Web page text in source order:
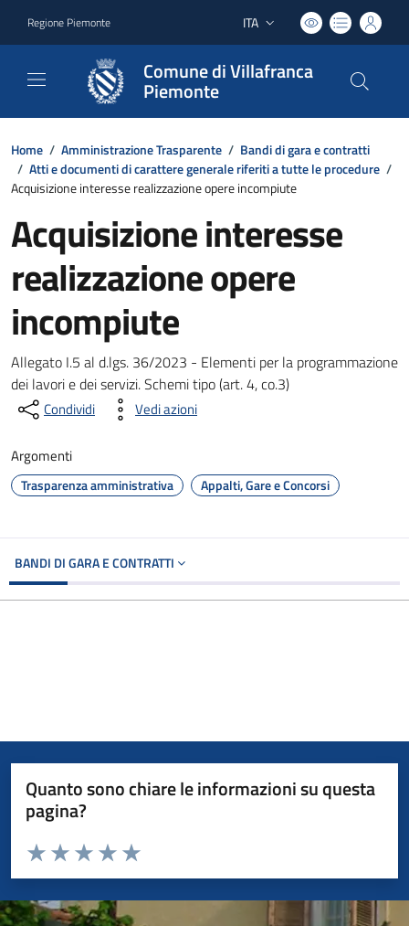
Regione Piemonte Lingua attiva:
ITA
Comune di Villafranca
Piemonte
Home / Amministrazione Trasparente / Bandi di gara e contratti
/ Atti e documenti di carattere generale riferiti a tutte le procedure /
Acquisizione interesse realizzazione opere incompiute
Acquisizione interesse
realizzazione opere
incompiute
Allegato I.5 al d.lgs. 36/2023 - Elementi per la programmazione
dei lavori e dei servizi. Schemi tipo (art. 4, co.3)
Condividi Vedi azioni
Argomenti
Trasparenza amministrativa Appalti, Gare e Concorsi
BANDI DI GARA E CONTRATTI
Quanto sono chiare le informazioni su questa
pagina?
Valuta da 1 a 5 stelle la pagina
Valuta 5 stelle su 5
Valuta 4 stelle su 5
Valuta 3 stelle su 5
Valuta 2 stelle su 5
Valuta 1 stelle su 5